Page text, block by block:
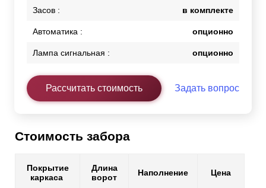
Засов : в комплекте
Автоматика : опционно
Лампа сигнальная : опционно
Рассчитать стоимость Задать вопрос
Стоимость забора
Покрытие
каркаса
Длина
ворот
Наполнение Цена